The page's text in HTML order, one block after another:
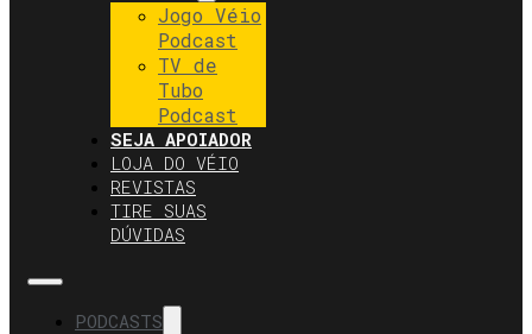
Jogo Véio
Podcast
TV de
Tubo
Podcast
SEJA APOIADOR
LOJA DO VÉIO
REVISTAS
TIRE SUAS
DÚVIDAS
PODCASTS